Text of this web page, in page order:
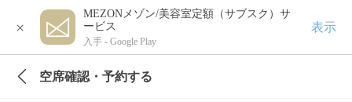
×
MEZONメゾン/美容室定額（サブスク）サ
ービス
入手 - Google Play
表示
空席確認・予約する